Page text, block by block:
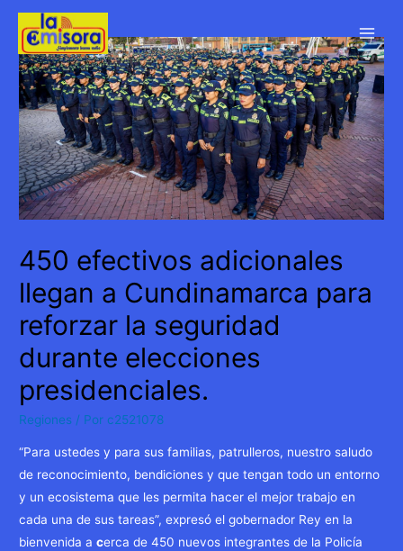
contenido
Main
450 efectivos adicionales
llegan a Cundinamarca para
reforzar la seguridad
durante elecciones
presidenciales.
Regiones / Por c2521078
“Para ustedes y para sus familias, patrulleros, nuestro saludo
de reconocimiento, bendiciones y que tengan todo un entorno
y un ecosistema que les permita hacer el mejor trabajo en
cada una de sus tareas”, expresó el gobernador Rey en la
bienvenida acerca de 450 nuevos integrantes de la Policía